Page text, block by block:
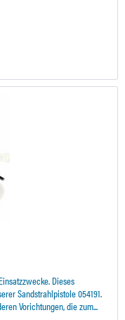
Dieses
Sandstrahlpistole 054191.
Vorichtungen, die zum...